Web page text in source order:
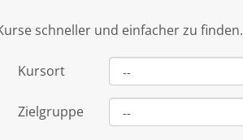
schneller und einfacher zu finden.
Kursort
Zielgruppe